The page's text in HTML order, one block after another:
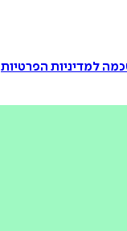
למדיניות הפרטיות